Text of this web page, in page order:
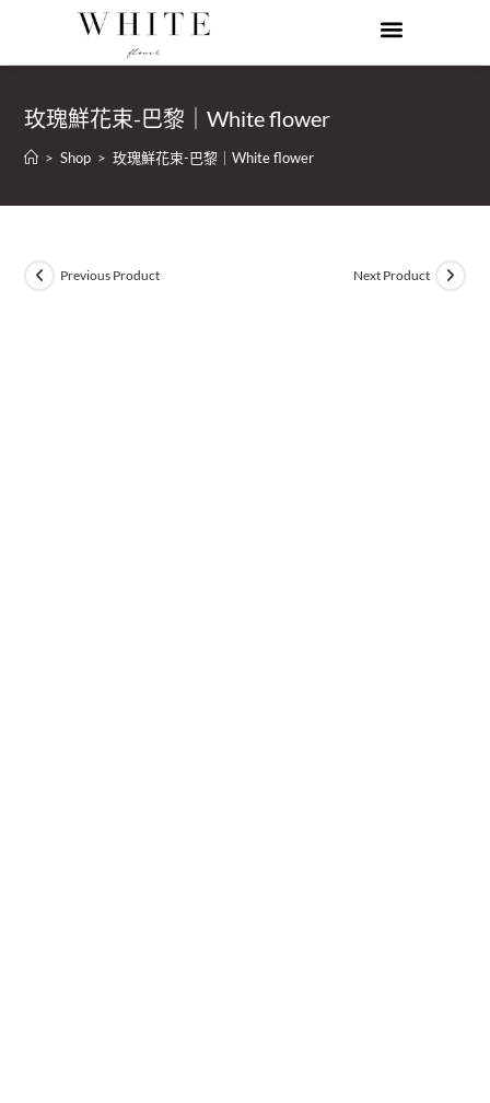
玫瑰鮮花束-巴黎｜White flower
> Shop > 玫瑰鮮花束-巴黎｜White flower
Previous Product Next Product